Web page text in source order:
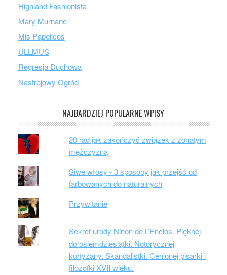
Highland Fashionista
Mary Murnane
Mis Papelicos
ULLMUS
Regresja Duchowa
Nastrojowy Ogród
NAJBARDZIEJ POPULARNE WPISY
20 rad jak zakończyć związek z żonatym
mężczyzną
Siwe włosy - 3 sposoby jak przejść od
farbowanych do naturalnych
Przywitanie
Sekret urody Ninon de L’Enclos. Pięknej
do osiemdziesiątki. Notorycznej
kurtyzany. Skandalistki. Cenionej pisarki i
filozofki XVII wieku.